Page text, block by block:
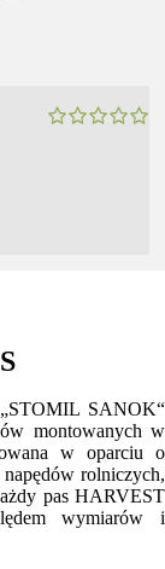
SANOK“
montowanych w
w oparciu o
rolniczych,
pas HARVEST
wymiarów i